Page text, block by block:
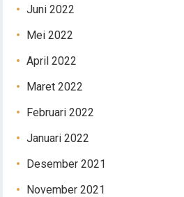
Juni 2022
Mei 2022
April 2022
Maret 2022
Februari 2022
Januari 2022
Desember 2021
November 2021